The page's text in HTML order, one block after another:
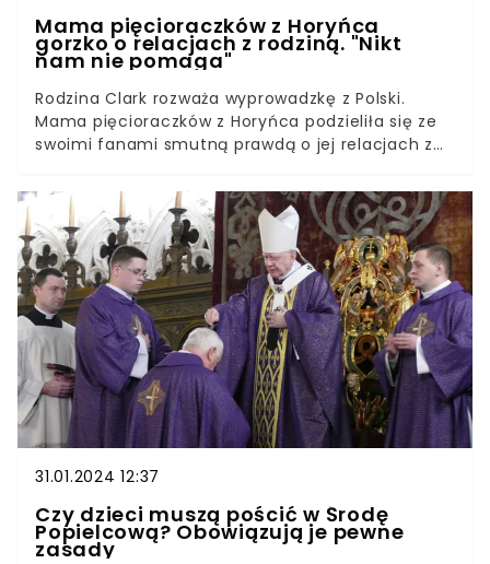
Mama pięcioraczków z Horyńca
gorzko o relacjach z rodziną. "Nikt
nam nie pomaga"
Rodzina Clark rozważa wyprowadzkę z Polski.
Mama pięcioraczków z Horyńca podzieliła się ze
swoimi fanami smutną prawdą o jej relacjach z
rodziny, nawet wtedy, gdy mały Czaruś przebywał
przez 7 miesięcy w szpitalu.Pani Dominika dzieli
się historiami z życia swojej rodziny w mediach
społecznościowych. Tym razem zamieściła na
swoim profilu kilka filmów, w których opowiada,
jak wyglądają relacje z jej rodziną. O tym, że
prawie nie utrzymują ze sobą kontaktów, mama
pięcioraczków mówi ze łzami w oczach.
31.01.2024 12:37
Czy dzieci muszą pościć w Środę
Popielcową? Obowiązują je pewne
zasady